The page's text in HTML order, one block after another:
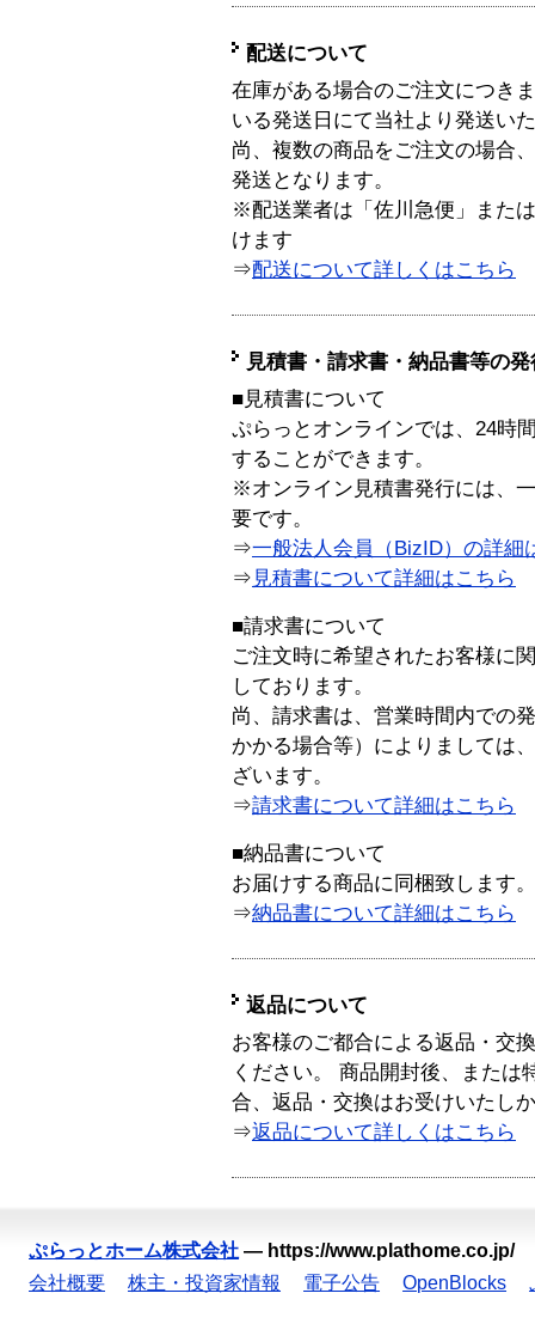
配送について
在庫がある場合のご注文につき
いる発送日にて当社より発送い
尚、複数の商品をご注文の場合
発送となります。
※配送業者は「佐川急便」また
けます
⇒配送について詳しくはこちら
見積書・請求書・納品書等の
■見積書について
ぷらっとオンラインでは、24時
することができます。
※オンライン見積書発行には、
要です。
⇒一般法人会員（BizID）の詳細
⇒ 見積書について詳細はこちら
■請求書について
ご注文時に希望されたお客様に
しております。
尚、請求書は、営業時間内での
かかる場合等）によりましては
ざいます。
⇒請求書について詳細はこちら
■納品書について
お届けする商品に同梱致します。
⇒納品書について詳細はこちら
返品について
お客様のご都合による返品・交
ください。 商品開封後、または
合、返品・交換はお受けいたし
⇒返品について詳しくはこちら
ぷらっとホーム株式会社 — https://www.plathome.co.jp/
会社概要
株主・投資家情報 電子公告 OpenBlocks